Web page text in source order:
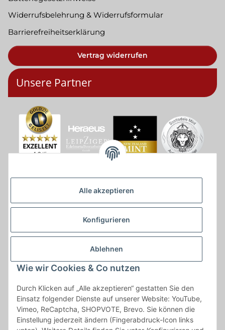
Alle akzeptieren
Konfigurieren
Ablehnen
Wie wir Cookies & Co nutzen
Durch Klicken auf „Alle akzeptieren“ gestatten Sie den
Einsatz folgender Dienste auf unserer Website: YouTube,
Vimeo, ReCaptcha, SHOPVOTE, Brevo. Sie können die
Einstellung jederzeit ändern (Fingerabdruck-Icon links
Widerrufsbelehrung & Widerrufsformular
Barrierefreiheitserklärung
Vertrag widerrufen
Unsere Partner
* * Lieferzeiten gelten ab Zahlungseingang und innerhalb
Deutschland.Irrtümer vorbehalten. Angaben zur
Auflagenhöhe, Durchmesser, etc. werden nicht garantiert. Der
Kaufvertrag bleibt davon unbetroffen. Alle angegebenen Preise